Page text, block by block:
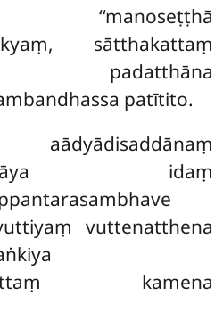
sātthakattaṃ
patītito.
idaṃ
vuttenatthena
kamena